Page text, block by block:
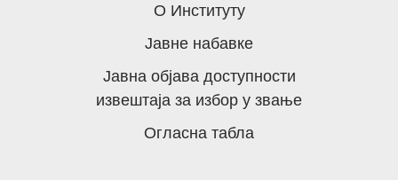
О Институту
Јавне набавке
Јавна објава доступности
извештаја за избор у звање
Огласна табла